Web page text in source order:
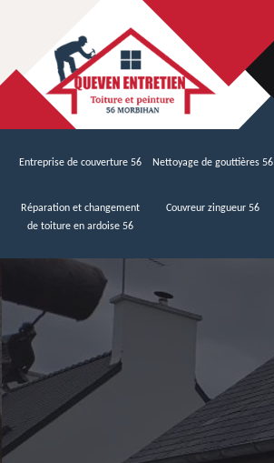
Entreprise de couverture 56 Nettoyage de gouttières 56
Réparation et changement
de toiture en ardoise 56
Couvreur zingueur 56